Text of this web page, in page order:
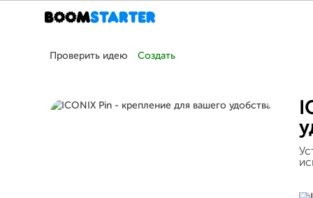
Проверить идею Создать